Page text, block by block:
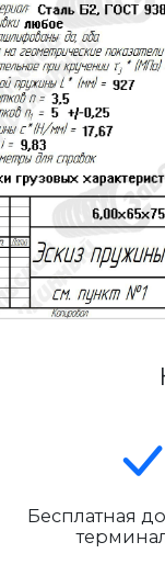
Бесплатная